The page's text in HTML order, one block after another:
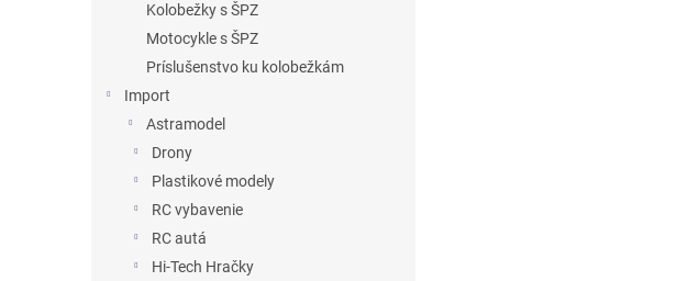
Kolobežky s ŠPZ
Motocykle s ŠPZ
Príslušenstvo ku kolobežkám
Import
Astramodel
Drony
Plastikové modely
RC vybavenie
RC autá
Hi-Tech Hračky